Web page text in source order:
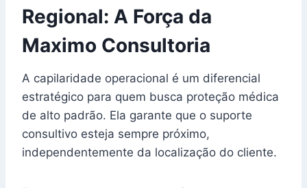
Regional: A Força da
Maximo Consultoria
A capilaridade operacional é um diferencial
estratégico para quem busca proteção médica
de alto padrão. Ela garante que o suporte
consultivo esteja sempre próximo,
independentemente da localização do cliente.